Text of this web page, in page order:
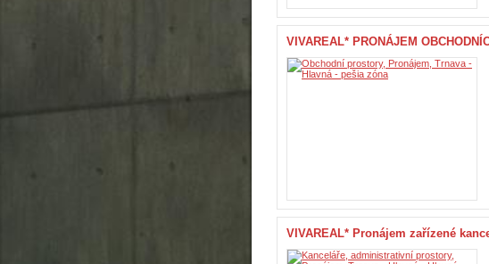
VIVAREAL* PRONÁJEM
VIVAREAL* Pronájem zařízené